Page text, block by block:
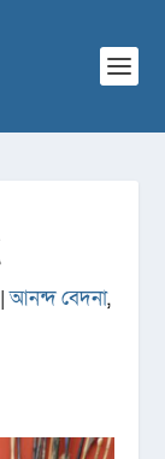
|আনন্দ বেদনা,